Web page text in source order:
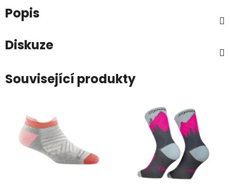
Popis
Diskuze
Související produkty